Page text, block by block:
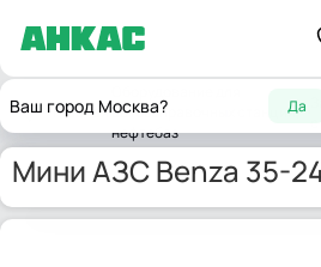
Ваш город Москва? Да
Главнаяавтозаправочных станций,
нефтебаз
Мини АЗС Benza 35-